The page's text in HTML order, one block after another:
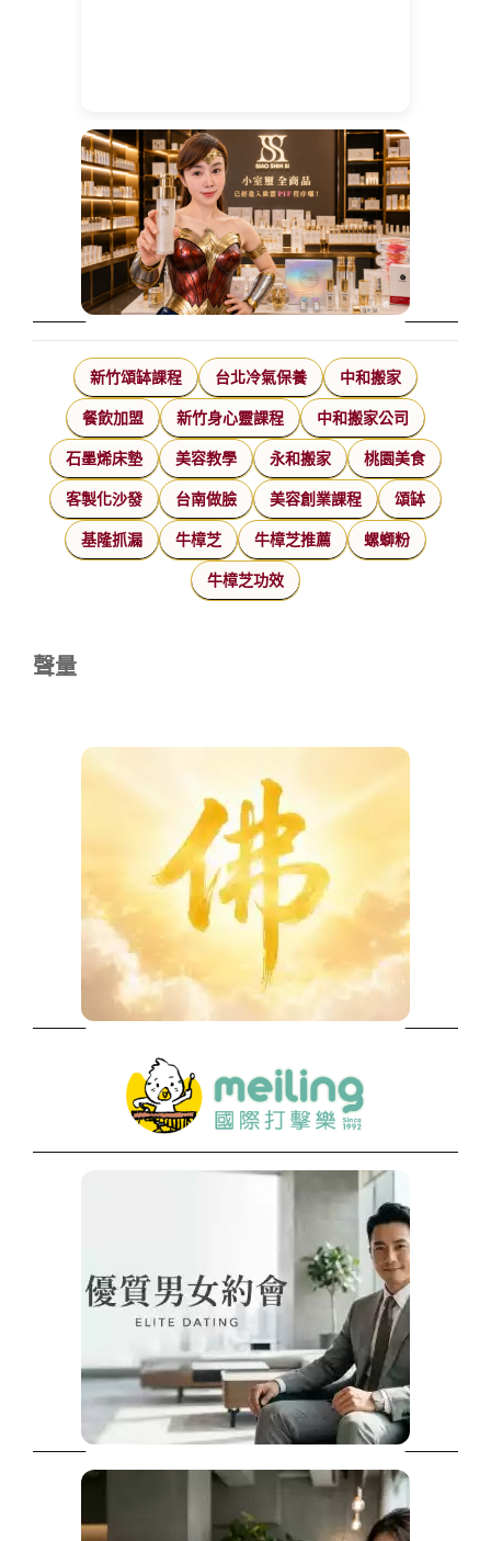
新竹頌缽課程 台北冷氣保養 中和搬家
餐飲加盟 新竹身心靈課程 中和搬家公司
石墨烯床墊 美容教學 永和搬家 桃園美食
客製化沙發 台南做臉 美容創業課程 頌缽
基隆抓漏 牛樟芝 牛樟芝推薦 螺螄粉
牛樟芝功效
聲量